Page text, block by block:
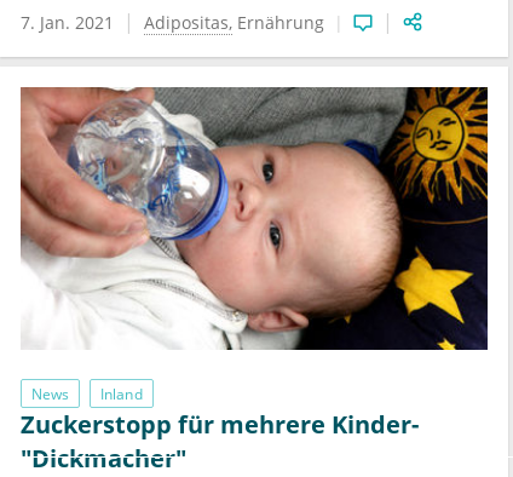
7. Jan. 2021 Adipositas Ernährung
News Inland
Zuckerstopp für mehrere Kinder-
"Dickmacher"